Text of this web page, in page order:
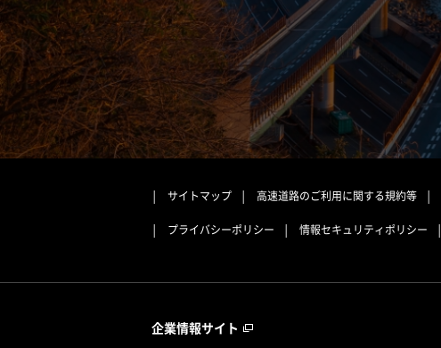
サイトマップ 高速道路のご利用に関する規約等
プライバシーポリシー 情報セキュリティポリシー
企業情報サイト